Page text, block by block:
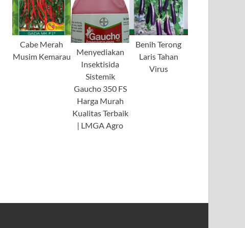
Cabe Merah
Musim Kemarau
Menyediakan
Insektisida
Sistemik
Gaucho 350 FS
Harga Murah
Kualitas Terbaik
| LMGA Agro
Benih Terong
Laris Tahan
Virus